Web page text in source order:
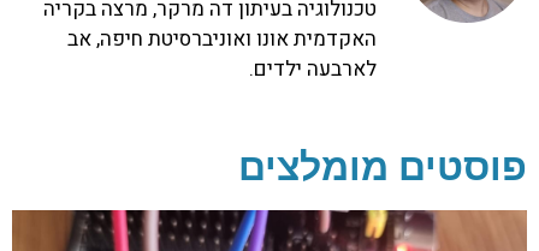
טכנולוגיה בעיתון דה מרקר, מרצה בקריה
האקדמית אונו ואוניברסיטת חיפה, אב
לארבעה ילדים.
פוסטים מומלצים